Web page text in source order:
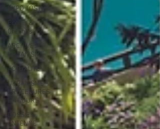
EXPO TOSTI
Écoles &
Crèches
ARCHIVES
URBANISME
ACTUALITÉ
URBANISME -
PROCEDURES
EN COURS
DOSSIER
ANTENNE